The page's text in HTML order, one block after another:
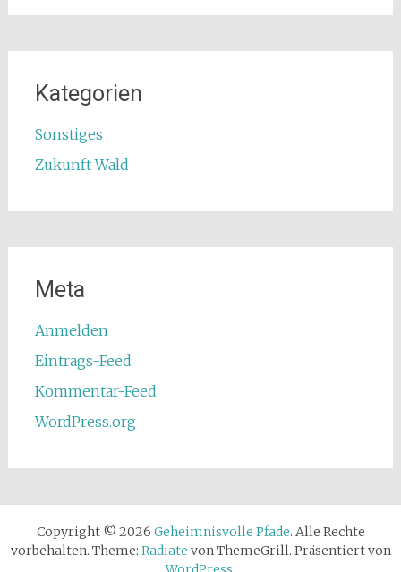
Kategorien
Sonstiges
Zukunft Wald
Meta
Anmelden
Eintrags-Feed
Kommentar-Feed
WordPress.org
Copyright © 2026 Geheimnisvolle Pfade. Alle Rechte
vorbehalten. Theme: Radiate von ThemeGrill. Präsentiert von